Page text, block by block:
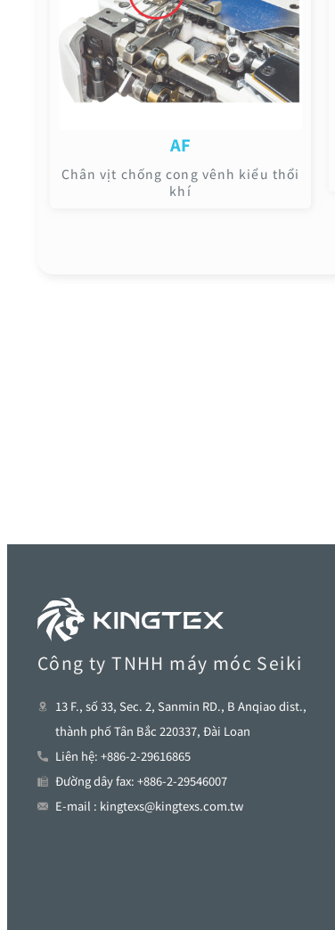
AF
Chân vịt chống cong vênh kiểu thổi
khí
Công ty TNHH máy móc Seiki
13 F., số 33, Sec. 2, Sanmin RD., B Anqiao dist.,
thành phố Tân Bắc 220337, Đài Loan
Liên hệ: +886-2-29616865
Đường dây fax: +886-2-29546007
E-mail : kingtexs@kingtexs.com.tw